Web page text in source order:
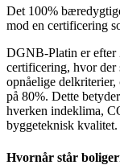
Det 100%
mod en certificering
DGNB-Platin er efter
certificering, hvor der
opnåelige delkriterier,
på 80%. Dette
hverken indeklima,
byggeteknisk kvalitet.
Hvornår står